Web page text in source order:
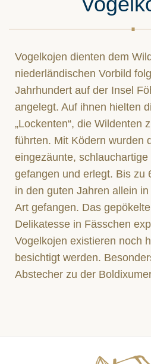
Vogelkojen dienten dem
niederländischen Vorbild
Jahrhundert auf der Insel
angelegt. Auf ihnen hielten
„Lockenten“, die Wildenten
führten. Mit Ködern wurden
eingezäunte,
gefangen und erlegt. Bis zu
in den guten Jahren allein
Art gefangen. Das
Delikatesse in Fässchen
Vogelkojen existieren noch
besichtigt werden.
Abstecher zu der